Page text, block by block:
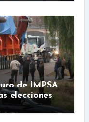
de IMPSA
elecciones